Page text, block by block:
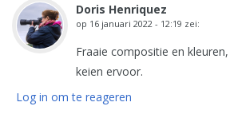
Doris Henriquez
op 16 januari 2022 - 12:19 zei:
Fraaie compositie en
keien ervoor.
Log in om te reageren